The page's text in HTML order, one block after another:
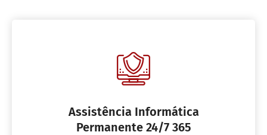
Assistência Informática
Permanente 24/7 365